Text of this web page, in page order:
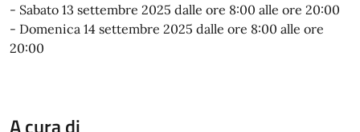
- Sabato 13 settembre 2025 dalle ore 8:00 alle ore 20:00
- Domenica 14 settembre 2025 dalle ore 8:00 alle ore
20:00